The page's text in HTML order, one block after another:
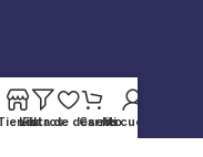
Filtros
Lista de deseos
CarritoMi cuenta